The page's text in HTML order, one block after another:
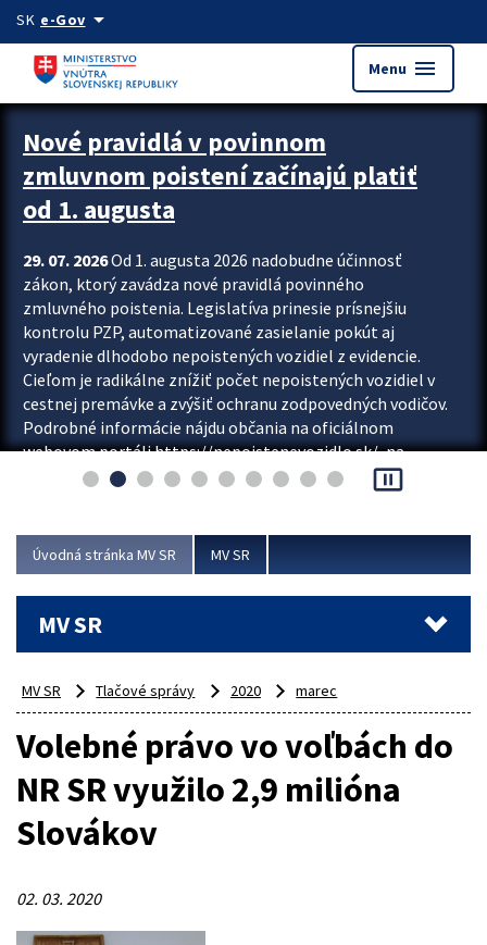
Preskocit na hlavný obsah
SK e-Govarrow_drop_down
Menu menu
Zastavit automatický posun upútavok
Nové pravidlá v povinnom
zmluvnom poistení začínajú platiť
od 1. augusta
29. 07. 2026Od 1. augusta 2026 nadobudne účinnosť
zákon, ktorý zavádza nové pravidlá povinného
zmluvného poistenia. Legislatíva prinesie prísnejšiu
kontrolu PZP, automatizované zasielanie pokút aj
vyradenie dlhodobo nepoistených vozidiel z evidencie.
Cieľom je radikálne znížiť počet nepoistených vozidiel v
cestnej premávke a zvýšiť ochranu zodpovedných vodičov.
Podrobné informácie nájdu občania na oficiálnom
webovom portáli https://nepoistenevozidlo.sk/, na
ktorom od augusta pribudne aj možnosť overiť si...
pause_presentation
Úvodná stránka MV SR MV SR
MV SR
MV SR Tlačové správy 2020 marec
Volebné právo vo voľbách do
NR SR využilo 2,9 milióna
Slovákov
02. 03. 2020